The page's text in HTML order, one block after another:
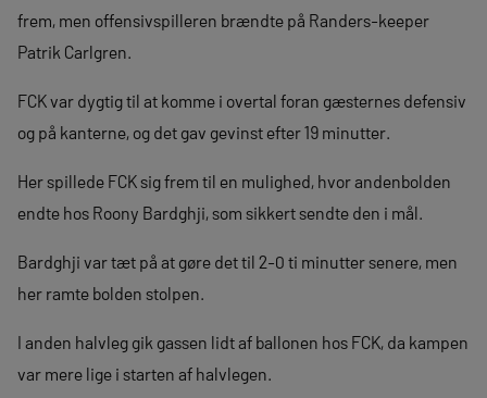
frem, men offensivspilleren brændte på Randers-keeper
Patrik Carlgren.
FCK var dygtig til at komme i overtal foran gæsternes defensiv
og på kanterne, og det gav gevinst efter 19 minutter.
Her spillede FCK sig frem til en mulighed, hvor andenbolden
endte hos Roony Bardghji, som sikkert sendte den i mål.
Bardghji var tæt på at gøre det til 2-0 ti minutter senere, men
her ramte bolden stolpen.
I anden halvleg gik gassen lidt af ballonen hos FCK, da kampen
var mere lige i starten af halvlegen.